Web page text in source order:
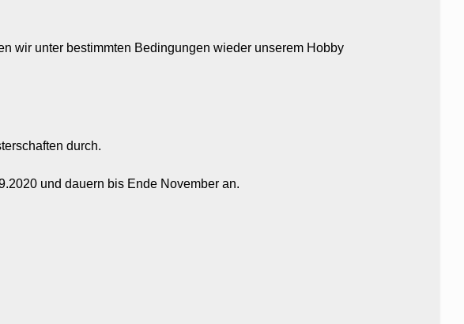
wir unter bestimmten Bedingungen wieder unserem Hobby
durch.
und dauern bis Ende November an.